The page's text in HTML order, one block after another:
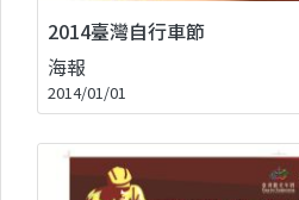
2014臺灣自行車節
海報
2014/01/01